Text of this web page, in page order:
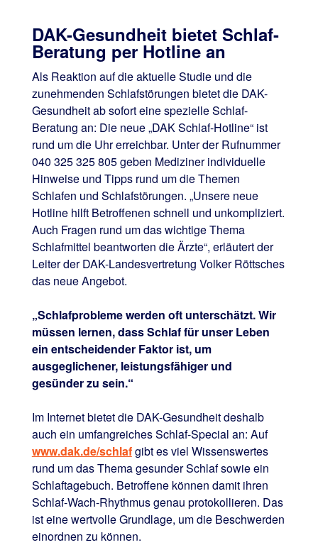
DAK-Gesundheit bietet Schlaf-
Beratung per Hotline an
Als Reaktion auf die aktuelle Studie und die
zunehmenden Schlafstörungen bietet die DAK-
Gesundheit ab sofort eine spezielle Schlaf-
Beratung an: Die neue „DAK Schlaf-Hotline“ ist
rund um die Uhr erreichbar. Unter der Rufnummer
040 325 325 805 geben Mediziner individuelle
Hinweise und Tipps rund um die Themen
Schlafen und Schlafstörungen. „Unsere neue
Hotline hilft Betroffenen schnell und unkompliziert.
Auch Fragen rund um das wichtige Thema
Schlafmittel beantworten die Ärzte“, erläutert der
Leiter der DAK-Landesvertretung Volker Röttsches
das neue Angebot.
„Schlafprobleme werden oft unterschätzt. Wir
müssen lernen, dass Schlaf für unser Leben
ein entscheidender Faktor ist, um
ausgeglichener, leistungsfähiger und
gesünder zu sein.“
Im Internet bietet die DAK-Gesundheit deshalb
auch ein umfangreiches Schlaf-Special an: Auf
www.dak.de/schlafgibt es viel Wissenswertes
rund um das Thema gesunder Schlaf sowie ein
Schlaftagebuch. Betroffene können damit ihren
Schlaf-Wach-Rhythmus genau protokollieren. Das
ist eine wertvolle Grundlage, um die Beschwerden
einordnen zu können.